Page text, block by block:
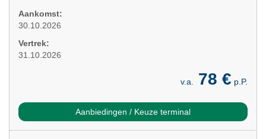
Aankomst:
30.10.2026
Vertrek:
31.10.2026
v.a. 78 € p.P.
Aanbiedingen / Keuze terminal